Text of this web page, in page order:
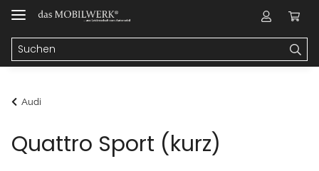
Audi
Quattro Sport (kurz)